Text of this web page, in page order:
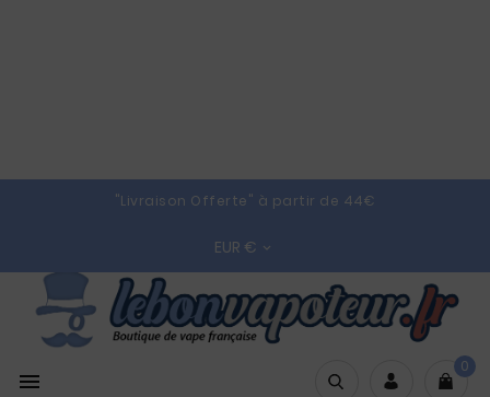
"Livraison Offerte" à partir de 44€
EUR € 

0